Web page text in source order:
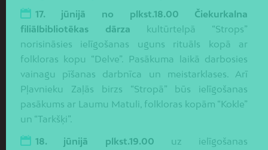
17. jūnijā no plkst.18.00 Čiekurkalna
filiālbibliotēkas dārza kultūrtelpā “Strops”
norisināsies ielīgošanas uguns rituāls kopā ar
folkloras kopu “Delve”. Pasākuma laikā darbosies
vainagu pīšanas darbnīca un meistarklases. Arī
Pļavnieku Zaļās birzs “Stropā” būs ielīgošanas
pasākums ar Laumu Matuli, folkloras kopām “Kokle”
un “Tarkšķi”.
18. jūnijā plkst.19.00 uz ielīgošanas